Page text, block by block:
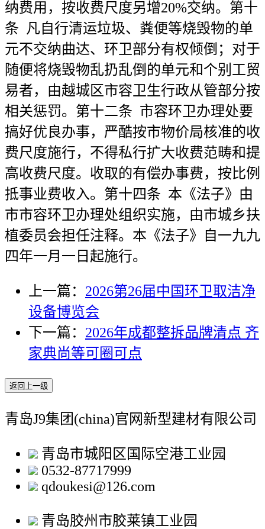
纳费用，按收费尺度另增20%交纳。第十
条 凡自行清运垃圾、粪便等烧毁物的单
元不交纳曲达、环卫部分有权倾倒；对于
随便将烧毁物乱扔乱倒的单元和个别工贸
易者，由越城区市容卫生行政从管部分按
相关惩罚。第十二条 市容环卫办理处要
搞好优良办事，严酷按市物价局核准的收
费尺度施行，不得私行扩大收费范畴和提
高收费尺度。收取的有偿办事费，按比例
抵事业费收入。第十四条 本《法子》由
市市容环卫办理处组织实施，由市城乡扶
植委员会担任注释。本《法子》自一九九
四年一月一日起施行。
上一篇： 2026第26届中国环卫取洁净
设备博览会
下一篇： 2026年成都整拆品牌清点 齐
家典尚等可圈可点
返回上一级
青岛J9集团(china)官网新型建材有限公司
青岛市城阳区国际空港工业园
0532-87717999
qdoukesi@126.com
青岛胶州市胶莱镇工业园